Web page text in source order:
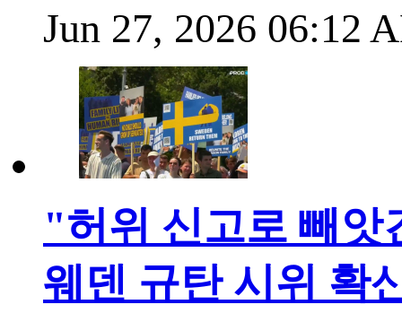
Jun 27, 2026 06:12
"허위 신고로 빼앗
웨덴 규탄 시위 확